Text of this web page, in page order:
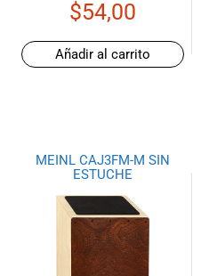
$54,00
Añadir al carrito
MEINL CAJ3FM-M SIN
ESTUCHE